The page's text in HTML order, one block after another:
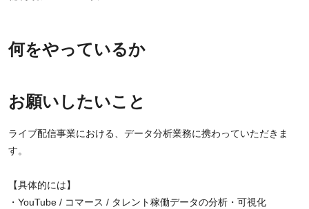
何をやっているか
お願いしたいこと
ライブ配信事業における、データ分析業務に携わっていただきま
す。
【具体的には】
・YouTube / コマース / タレント稼働データの分析・可視化